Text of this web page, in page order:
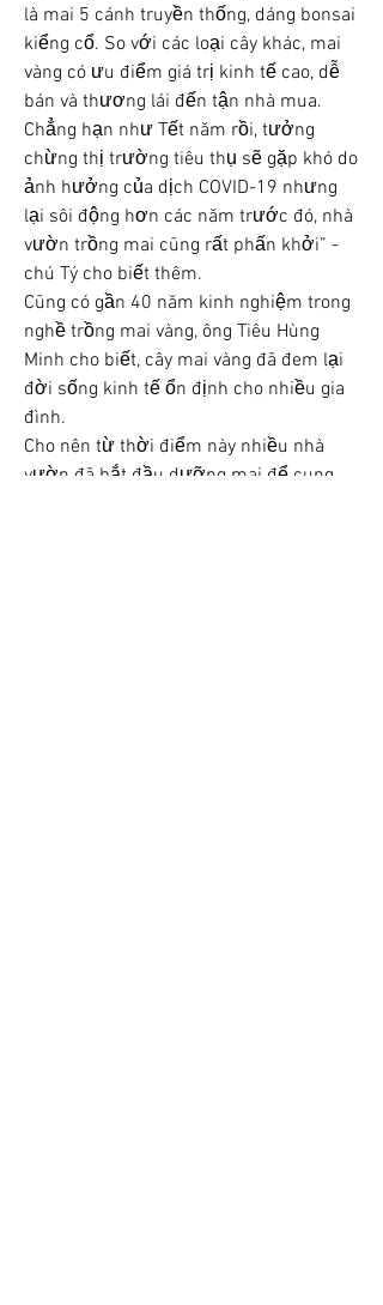
là mai 5 cánh truyền thống, dáng bonsai
kiểng cổ. So với các loại cây khác, mai
vàng có ưu điểm giá trị kinh tế cao, dễ
bán và thương lái đến tận nhà mua.
Chẳng hạn như Tết năm rồi, tưởng
chừng thị trường tiêu thụ sẽ gặp khó do
ảnh hưởng của dịch COVID-19 nhưng
lại sôi động hơn các năm trước đó, nhà
vườn trồng mai cũng rất phấn khởi” -
chú Tý cho biết thêm.
Cũng có gần 40 năm kinh nghiệm trong
nghề trồng mai vàng, ông Tiêu Hùng
Minh cho biết, cây mai vàng đã đem lại
đời sống kinh tế ổn định cho nhiều gia
đình.
Cho nên từ thời điểm này nhiều nhà
vườn đã bắt đầu dưỡng mai để cung